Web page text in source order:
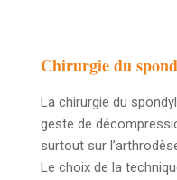
Chirurgie du
La chirurgie du
geste de
surtout sur
Le choix de la